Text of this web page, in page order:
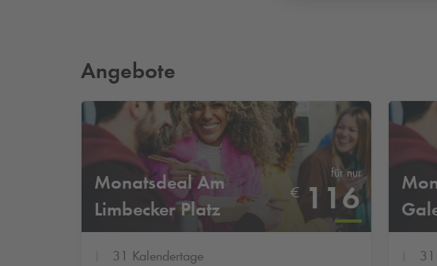
Angebote
Monatsdeal Am
Limbecker Platz
für nur
€ 116
31 Kalendertage